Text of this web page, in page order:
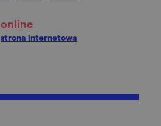
online
strona internetowa